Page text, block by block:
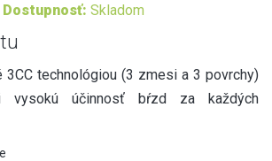
Dostupnosť: Skladom
3CC technológiou (3 zmesi a 3 povrchy)
vysokú účinnosť bŕzd za každých